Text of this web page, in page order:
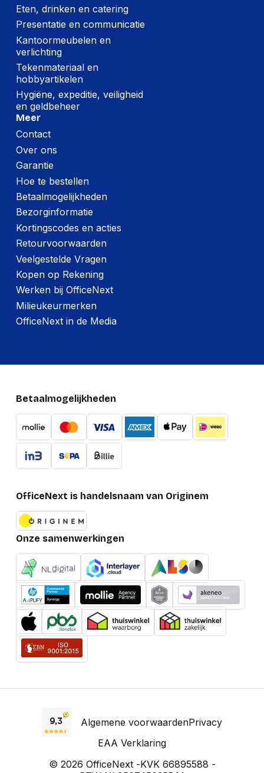
Eten, drinken en catering
Presentatie en communicatie
Kantoormeubelen en
verlichting
Tekenmateriaal en
hobbyartikelen
Hygiëne, expeditie, veiligheid
en geldbeheer
Meer
Contact
Over ons
Garantie
Hoe te bestellen
Betaalmogelijkheden
Bezorginformatie
Kortingscodes en acties
Retourvoorwaarden
Veelgestelde Vragen
Kopen op Rekening
Werken bij OfficeNext
Milieukeurmerken
OfficeNext in de Media
Betaalmogelijkheden
OfficeNext is handelsnaam van Originem
Onze samenwerkingen
Algemene voorwaardenPrivacy
EAA Verklaring
© 2026 OfficeNext -KVK 66895588 -